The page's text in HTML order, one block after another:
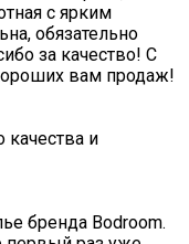
с ярким
обязательно
за качество! С
вам продаж!
качества и
бренда Bodroom.